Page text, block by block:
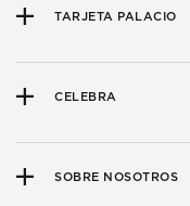
TARJETA PALACIO
CELEBRA
SOBRE NOSOTROS